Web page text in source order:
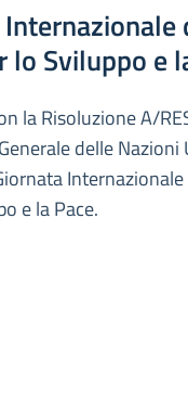
lo Sviluppo e
la Risoluzione A/
delle Nazioni
e la Pace.